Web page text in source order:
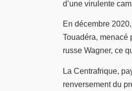
d’une virulente
En décembre
Touadéra, menacé
russe Wagner, ce
La Centrafrique,
renversement du